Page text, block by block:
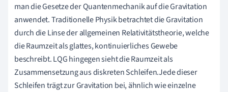
man die Gesetze der Quantenmechanik auf die Gravitation
anwendet. Traditionelle Physik betrachtet die Gravitation
durch die Linse der allgemeinen Relativitätstheorie, welche
die Raumzeit als glattes, kontinuierliches Gewebe
beschreibt. LQG hingegen sieht die Raumzeit als
Zusammensetzung aus diskreten Schleifen.Jede dieser
Schleifen trägt zur Gravitation bei, ähnlich wie einzelne